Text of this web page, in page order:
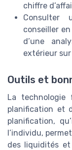
chiffre
Consulter
conseiller
d’une
extérieur
Outils et
La technologie
planification et
planification,
l’individu,
des liquidités